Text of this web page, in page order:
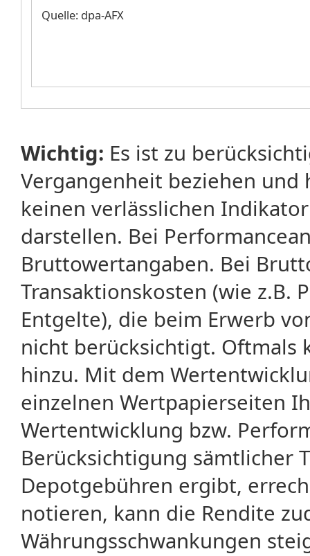
Quelle: dpa-AFX
Wichtig: Es ist zu
Vergangenheit beziehen
keinen verlässlichen
darstellen. Bei
Bruttowertangaben. Bei
Transaktionskosten (wie z.B.
Entgelte), die beim Erwerb
nicht berücksichtigt. Oftmals
hinzu. Mit dem
einzelnen Wertpapierseiten
Wertentwicklung bzw.
Berücksichtigung sämtlicher
Depotgebühren ergibt,
notieren, kann die Rendite
Währungsschwankungen